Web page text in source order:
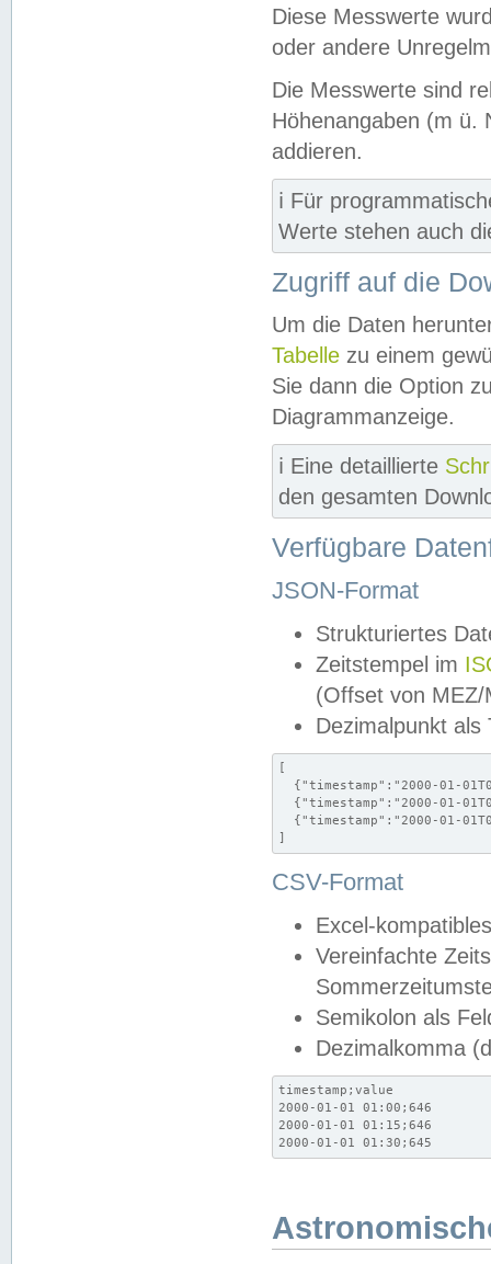
Diese Messwerte
oder andere
Die Messwerte sind
Höhenangaben (m ü.
addieren.
ℹ️ Für
Werte stehen auch
Zugriff auf die
Um die Daten
Tabelle zu einem
Sie dann die Option
Diagrammanzeige.
ℹ️ Eine detaillierte
den gesamten
Verfügbare
JSON-Format
Strukturiertes
Zeitstempel im
(Offset von MEZ/
Dezimalpunkt als
[
{"timestamp":"2000-01-
{"timestamp":"2000-01-
{"timestamp":"2000-01-
]
CSV-Format
Excel-
Vereinfachte
Semikolon als
Dezimalkomma
timestamp;value
2000-01-01 01:00;646
2000-01-01 01:15;646
2000-01-01 01:30;645